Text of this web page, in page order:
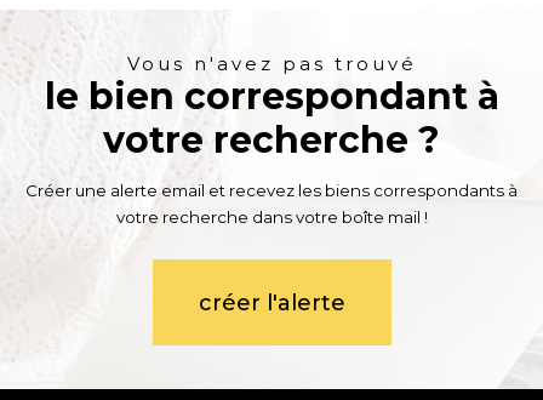
Vous n'avez pas trouvé
le bien correspondant à
votre recherche ?
Créer une alerte email et recevez les biens correspondants à
votre recherche dans votre boîte mail !
créer l'alerte